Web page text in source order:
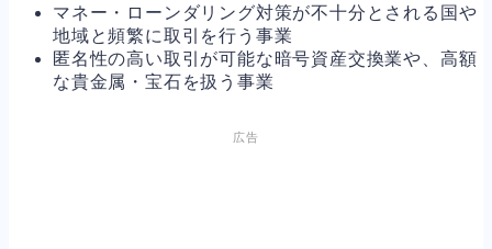
マネー・ローンダリング対策が不十分とされる国や
地域と頻繁に取引を行う事業
匿名性の高い取引が可能な暗号資産交換業や、高額
な貴金属・宝石を扱う事業
広告